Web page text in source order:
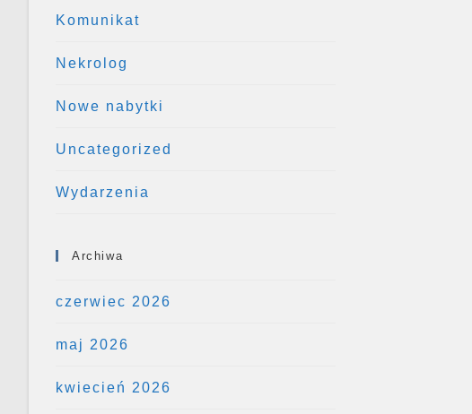
Komunikat
Nekrolog
Nowe nabytki
Uncategorized
Wydarzenia
Archiwa
czerwiec 2026
maj 2026
kwiecień 2026